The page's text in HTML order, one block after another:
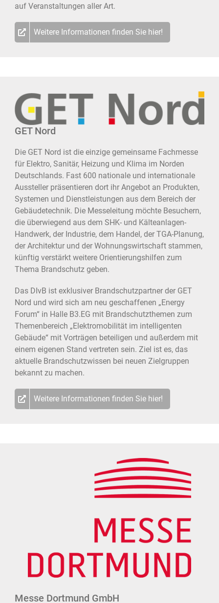
auf Veranstaltungen aller Art.
Weitere Informationen finden Sie hier!
GET Nord
Die GET Nord ist die einzige gemeinsame Fachmesse
für Elektro, Sanitär, Heizung und Klima im Norden
Deutschlands. Fast 600 nationale und internationale
Aussteller präsentieren dort ihr Angebot an Produkten,
Systemen und Dienstleistungen aus dem Bereich der
Gebäudetechnik. Die Messeleitung möchte Besuchern,
die überwiegend aus dem SHK- und Kälteanlagen-
Handwerk, der Industrie, dem Handel, der TGA-Planung,
der Architektur und der Wohnungswirtschaft stammen,
künftig verstärkt weitere Orientierungshilfen zum
Thema Brandschutz geben.
Das DIvB ist exklusiver Brandschutzpartner der GET
Nord und wird sich am neu geschaffenen „Energy
Forum“ in Halle B3.EG mit Brandschutzthemen zum
Themenbereich „Elektromobilität im intelligenten
Gebäude“ mit Vorträgen beteiligen und außerdem mit
einem eigenen Stand vertreten sein. Ziel ist es, das
aktuelle Brandschutzwissen bei neuen Zielgruppen
bekannt zu machen.
Weitere Informationen finden Sie hier!
Messe Dortmund GmbH